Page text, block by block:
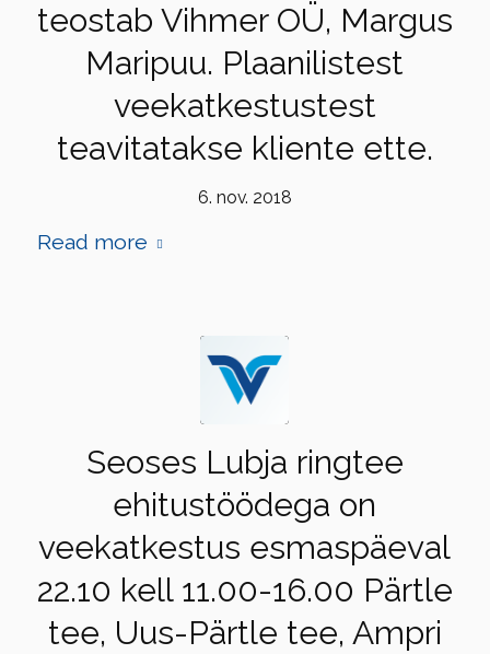
teostab Vihmer OÜ, Margus
Maripuu. Plaanilistest
veekatkestustest
teavitatakse kliente ette.
6. nov. 2018
Read more
Seoses Lubja ringtee
ehitustöödega on
veekatkestus esmaspäeval
22.10 kell 11.00-16.00 Pärtle
tee, Uus-Pärtle tee, Ampri